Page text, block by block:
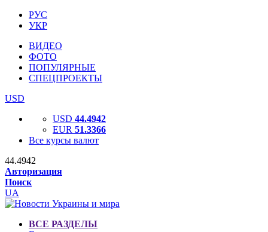
РУС
УКР
ВИДЕО
ФОТО
ПОПУЛЯРНЫЕ
СПЕЦПРОЕКТЫ
USD
USD 44.4942
EUR 51.3366
Все курсы валют
44.4942
Авторизация
Поиск
UA
ВСЕ РАЗДЕЛЫ